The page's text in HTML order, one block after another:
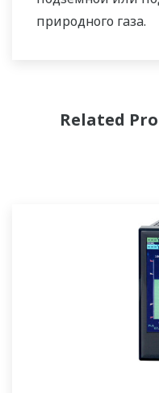
природного газа.
вторичная
может включать
помещены в
и отправлены на
точных измерений
Related